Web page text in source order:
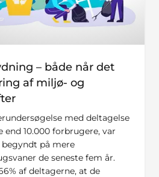
– både når det
af miljø- og
med deltagelse
end 10.000 forbrugere, var
på mere
de seneste fem år.
af deltagerne, at de